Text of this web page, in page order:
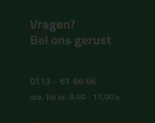
Vragen?
Bel ons gerust
0113 - 61 66 66
ma. tm vr. 8.00 - 17.00 u